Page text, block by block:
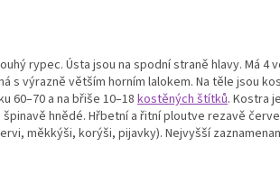
rypec. Ústa jsou na spodní straně hlavy. Má 4
s výrazně větším horním lalokem. Na těle jsou
60–70 a na břiše 10–18kostěných štítků. Kostra
hnědé. Hřbetní a řitní ploutve rezavě
měkkýši, korýši, pijavky). Nejvyšší